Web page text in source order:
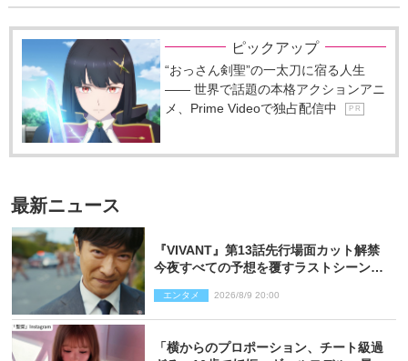
ピックアップ
“おっさん剣聖”の一太刀に宿る人生
―― 世界で話題の本格アクションアニ
メ、Prime Videoで独占配信中
P R
最新ニュース
『VIVANT』第13話先行場面カット解禁
今夜すべての予想を覆すラストシーン
エンタメ 2026/8/9 20:00
「横からのプロポーション、チート級過